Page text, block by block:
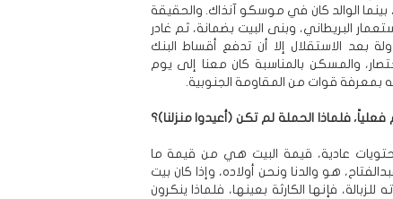
تقول إن عبدالفتاح أخرجهم بالقوة عام 83م، بينما الوالد كان في موسكو آنذاك. والحقيقة
البريطاني، وبنى البيت بضمانة، ثم غادر
بعد الاستقلال إلا أن تدفع أقساط البنك
والمسكن بالمناسبة كان معنا إلى يوم
بمعرفة قوات من المقاومة الجنوبية.
فعلياً، فلماذا الحملة لم تكن (أعيدوا منزلنا)؟
عادية، قيمة البيت هي من قيمة ما
هو والدنا ونحن أولاده، وإذا كان بيت
فإنها الكارثة بعينها، فلماذا ينكرون